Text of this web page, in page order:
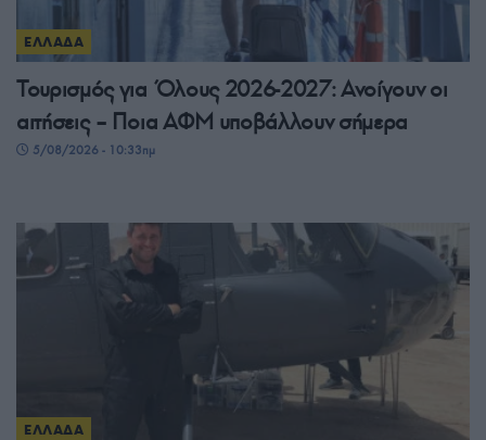
ΕΛΛΑΔΑ
Τουρισμός για Όλους 2026-2027: Ανοίγουν οι
αιτήσεις – Ποια ΑΦΜ υποβάλλουν σήμερα
5/08/2026 - 10:33πμ
ΕΛΛΑΔΑ